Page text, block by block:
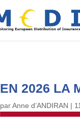
EN 2026 LA
parAnne d’ANDIRAN |